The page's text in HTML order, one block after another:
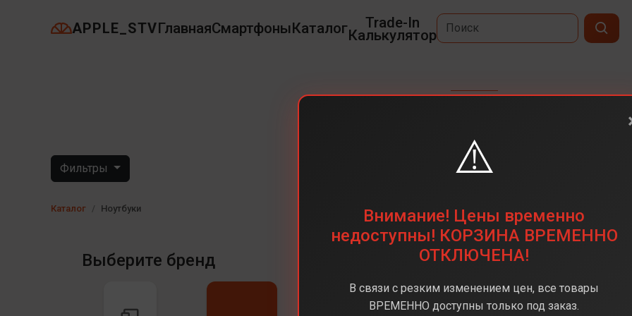
APPLE_STVГлавнаяСмартфоныКаталог Trade-In
Калькулятор
Фильтры
Каталог Ноутбуки
Выберите бренд
⚠️
Внимание! Цены временно
недоступны! КОРЗИНА ВРЕМЕННО
ОТКЛЮЧЕНА!
В связи с резким изменением цен, все товары
ВРЕМЕННО доступны только под заказ.